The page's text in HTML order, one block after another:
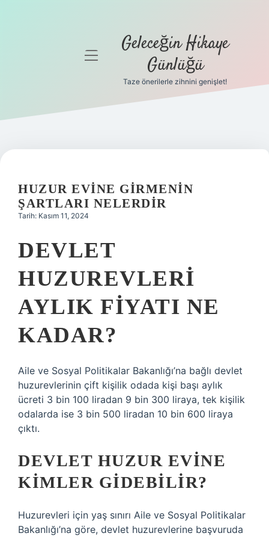
Gizlilik
Hakkımızda
menüyü Geleceğin Hikaye
Günlüğü
Taze önerilerle zihnini genişlet!
HUZUR EVINE GIRMENIN
ŞARTLARI NELERDIR
Tarih: Kasım 11, 2024
DEVLET
HUZUREVLERI
AYLIK FIYATI NE
KADAR?
Aile ve Sosyal Politikalar Bakanlığı’na bağlı devlet
huzurevlerinin çift kişilik odada kişi başı aylık
ücreti 3 bin 100 liradan 9 bin 300 liraya, tek kişilik
odalarda ise 3 bin 500 liradan 10 bin 600 liraya
çıktı.
DEVLET HUZUR EVINE
KIMLER GIDEBILIR?
Huzurevleri için yaş sınırı Aile ve Sosyal Politikalar
Bakanlığı’na göre, devlet huzurevlerine başvuruda